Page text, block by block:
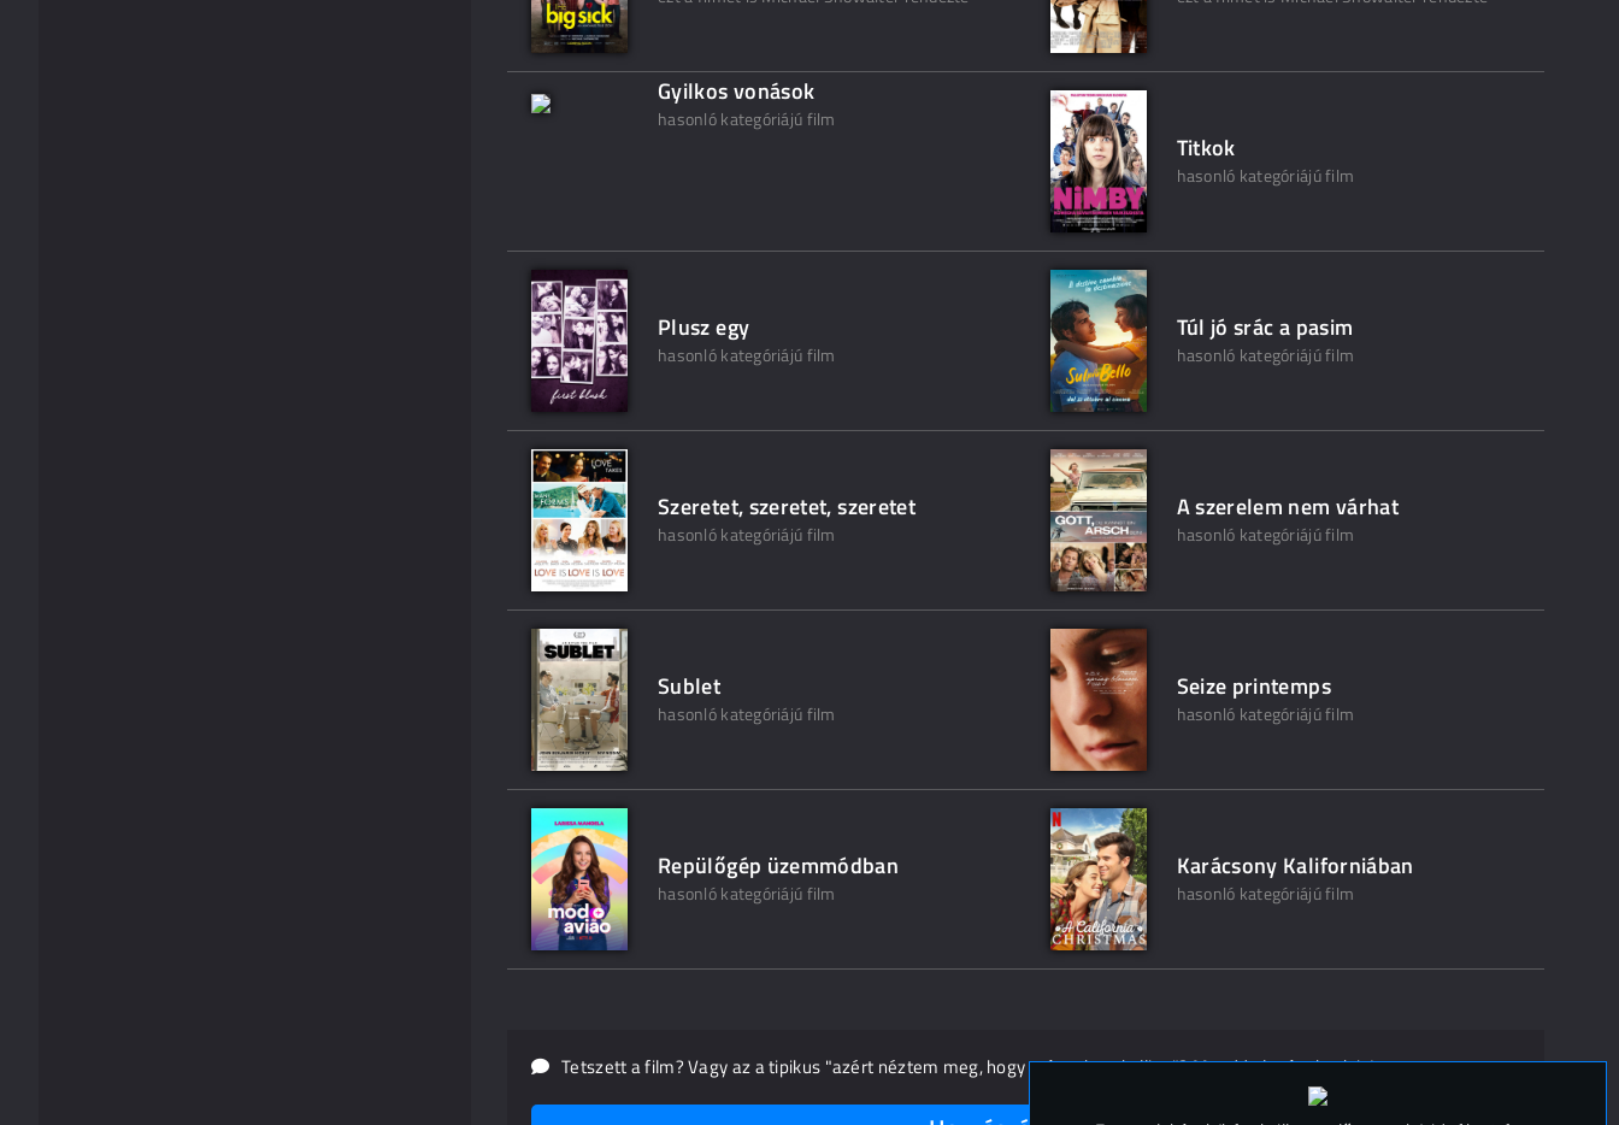
Gyilkos vonások
hasonló kategóriájú film
Titkok
hasonló kategóriájú film
Plusz egy
hasonló kategóriájú film
Túl jó srác a pasim
hasonló kategóriájú film
Szeretet, szeretet, szeretet
hasonló kategóriájú film
A szerelem nem várhat
hasonló kategóriájú film
Sublet
hasonló kategóriájú film
Seize printemps
hasonló kategóriájú film
Repülőgép üzemmódban
hasonló kategóriájú film
Karácsony Kaliforniában
hasonló kategóriájú film
Tetszett a film? Vagy az a tipikus "azért néztem meg, hogy másnak ne kelljen"? Mondd el másoknak is!